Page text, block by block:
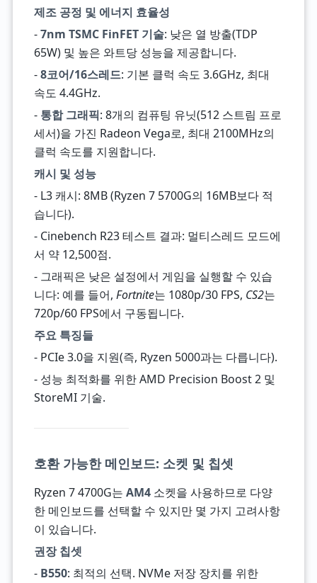
제조 공정 및 에너지 효율성
-7nm TSMC FinFET 기술: 낮은 열 방출(TDP
65W) 및 높은 와트당 성능을 제공합니다.
-8코어/16스레드: 기본 클럭 속도 3.6GHz, 최대
속도 4.4GHz.
- 통합 그래픽: 8개의 컴퓨팅 유닛(512 스트림 프로
세서)을 가진 Radeon Vega로, 최대 2100MHz의
클럭 속도를 지원합니다.
캐시 및 성능
- L3 캐시: 8MB (Ryzen 7 5700G의 16MB보다 적
습니다).
- Cinebench R23 테스트 결과: 멀티스레드 모드에
서 약 12,500점.
- 그래픽은 낮은 설정에서 게임을 실행할 수 있습
니다: 예를 들어, Fortnite는 1080p/30 FPS, CS2는
720p/60 FPS에서 구동됩니다.
주요 특징들
- PCIe 3.0을 지원(즉, Ryzen 5000과는 다릅니다).
- 성능 최적화를 위한 AMD Precision Boost 2 및
StoreMI 기술.
호환 가능한 메인보드: 소켓 및 칩셋
Ryzen 7 4700G는 AM4소켓을 사용하므로 다양
한 메인보드를 선택할 수 있지만 몇 가지 고려사항
이 있습니다.
권장 칩셋
- B550: 최적의 선택. NVMe 저장 장치를 위한